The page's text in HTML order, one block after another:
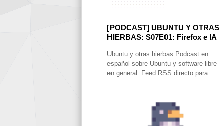
[PODCAST] UBUNTU Y OTRAS
HIERBAS: S07E01: Firefox e IA
Ubuntu y otras hierbas Podcast en
español sobre Ubuntu y software libre
en general. Feed RSS directo para ...